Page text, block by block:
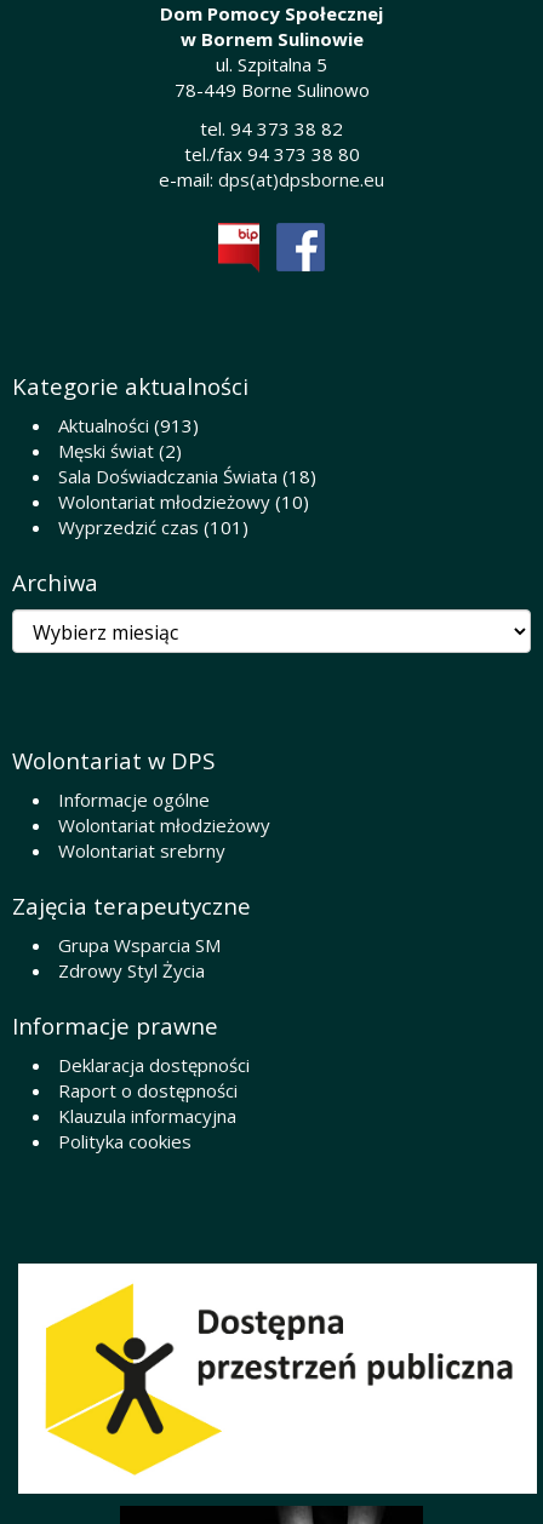
Dom Pomocy Społecznej
w Bornem Sulinowie
ul. Szpitalna 5
78-449 Borne Sulinowo
tel. 94 373 38 82
tel./fax 94 373 38 80
e-mail: dps(at)dpsborne.eu
Kategorie aktualności
Aktualności (913)
Męski świat (2)
Sala Doświadczania Świata (18)
Wolontariat młodzieżowy (10)
Wyprzedzić czas (101)
Archiwa
Archiwa
Wolontariat w DPS
Informacje ogólne
Wolontariat młodzieżowy
Wolontariat srebrny
Zajęcia terapeutyczne
Grupa Wsparcia SM
Zdrowy Styl Życia
Informacje prawne
Deklaracja dostępności
Raport o dostępności
Klauzula informacyjna
Polityka cookies